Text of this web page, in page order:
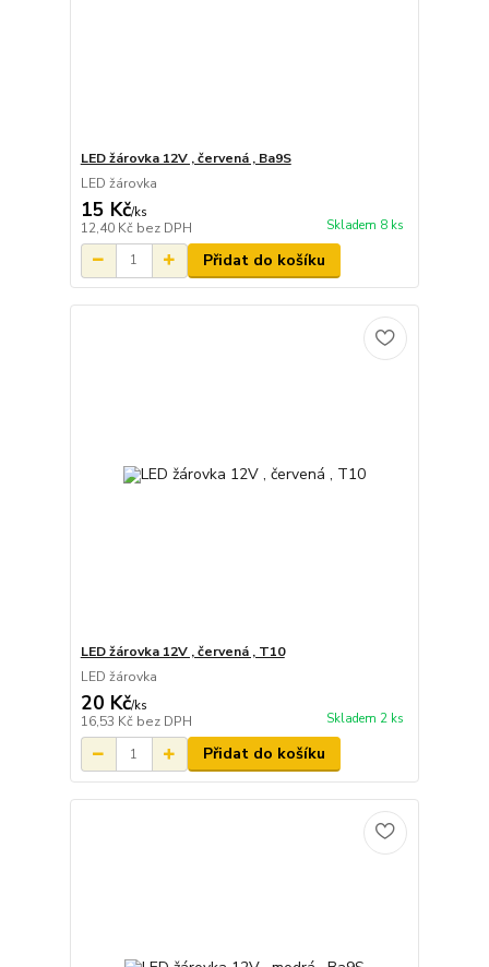
LED žárovka 12V , červená , Ba9S
LED žárovka
15 Kč/ks
12,40 Kč bez DPH Skladem 8 ks
Přidat do košíku
LED žárovka 12V , červená , T10
LED žárovka
20 Kč/ks
16,53 Kč bez DPH Skladem 2 ks
Přidat do košíku